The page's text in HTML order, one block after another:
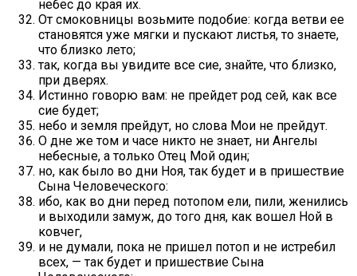
небес до края их.
От смоковницы возьмите подобие: когда ветви ее
становятся уже мягки и пускают листья, то знаете,
что близко лето;
так, когда вы увидите все сие, знайте, что близко,
при дверях.
Истинно говорю вам: не прейдет род сей, как все
сие будет;
небо и земля прейдут, но слова Мои не прейдут.
О дне же том и часе никто не знает, ни Ангелы
небесные, а только Отец Мой один;
но, как было во дни Ноя, так будет и в пришествие
Сына Человеческого:
ибо, как во дни перед потопом ели, пили, женились
и выходили замуж, до того дня, как вошел Ной в
ковчег,
и не думали, пока не пришел потоп и не истребил
всех, — так будет и пришествие Сына